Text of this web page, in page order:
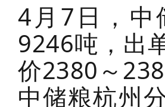
4月7日，中
9246吨，出
价2380～
中储粮杭州